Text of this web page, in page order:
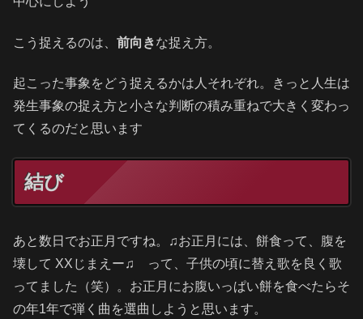
こう捉えるのは、 前向きな捉え方。
起こった事象をどう捉えるかは人それぞれ。きっと人生は
発生事象の捉え方と小さな判断の積み重ねで大きく変わっ
てくるのだと思います
結び
あと数日でお正月ですね。♫お正月には、餅食って、腹を
壊して XXじまえー♫ って、子供の頃に替え歌を良く歌
ってました（笑）。お正月にお腹いっぱい餅を食べたらそ
の年1年で弾く曲を選曲しようと思います。